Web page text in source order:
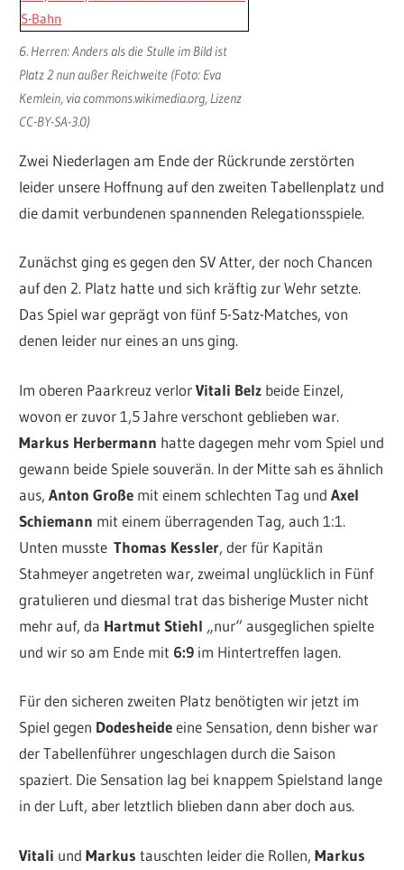
6. Herren: Anders als die Stulle im Bild ist
Platz 2 nun außer Reichweite (Foto: Eva
Kemlein, via commons.wikimedia.org, Lizenz
CC-BY-SA-3.0)
Zwei Niederlagen am Ende der Rückrunde zerstörten
leider unsere Hoffnung auf den zweiten Tabellenplatz und
die damit verbundenen spannenden Relegationsspiele.
Zunächst ging es gegen den SV Atter, der noch Chancen
auf den 2. Platz hatte und sich kräftig zur Wehr setzte.
Das Spiel war geprägt von fünf 5-Satz-Matches, von
denen leider nur eines an uns ging.
Im oberen Paarkreuz verlorVitali Belz beide Einzel,
wovon er zuvor 1,5 Jahre verschont geblieben war.
Markus Herbermann hatte dagegen mehr vom Spiel und
gewann beide Spiele souverän. In der Mitte sah es ähnlich
aus,Anton Große mit einem schlechten Tag undAxel
Schiemann mit einem überragenden Tag, auch 1:1.
Unten mussteThomas Kessler, der für Kapitän
Stahmeyer angetreten war, zweimal unglücklich in Fünf
gratulieren und diesmal trat das bisherige Muster nicht
mehr auf, da Hartmut Stiehl „nur“ ausgeglichen spielte
und wir so am Ende mit 6:9 im Hintertreffen lagen.
Für den sicheren zweiten Platz benötigten wir jetzt im
Spiel gegen Dodesheideeine Sensation, denn bisher war
der Tabellenführer ungeschlagen durch die Saison
spaziert. Die Sensation lag bei knappem Spielstand lange
in der Luft, aber letztlich blieben dann aber doch aus.
Vitali undMarkus tauschten leider die Rollen,Markus